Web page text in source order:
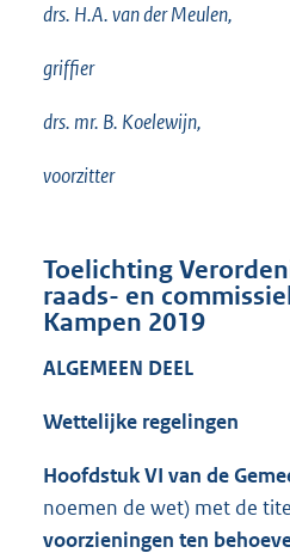
drs. H.A. van der Meulen,
griffier
drs. mr. B. Koelewijn,
voorzitter
Toelichting
raads- en
Kampen 2019
ALGEMEEN DEEL
Wettelijke regelingen
Hoofdstuk VI van de
noemen de wet) met de
voorzieningen ten